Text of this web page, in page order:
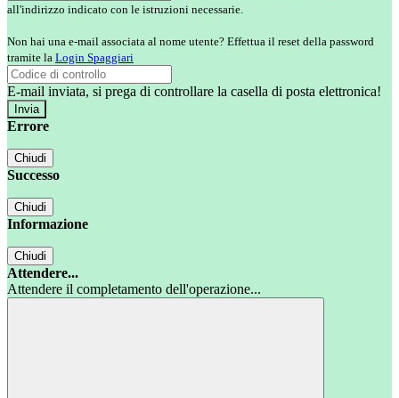
all'indirizzo indicato con le istruzioni necessarie.
Non hai una e-mail associata al nome utente? Effettua il reset della password
tramite la Login Spaggiari
E-mail inviata, si prega di controllare la casella di posta elettronica!
Errore
Chiudi
Successo
Chiudi
Informazione
Chiudi
Attendere...
Attendere il completamento dell'operazione...